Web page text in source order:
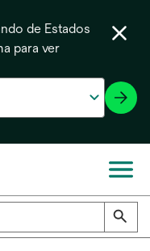
de Estados
para ver